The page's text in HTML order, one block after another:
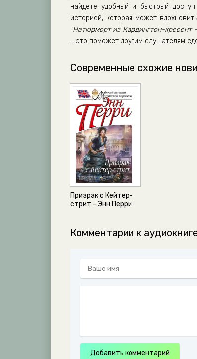
08_03_Natyurmort-iz-Kardington-
09_01_Natyurmort-iz-Kardington-
09_02_Natyurmort-iz-Kardington-
10_02_Natyurmort-iz-Kardington-
10_03_Natyurmort-iz-Kardington-
11_01_Natyurmort-iz-Kardington-
11_02_Natyurmort-iz-Kardington-
12_01_Natyurmort-iz-Kardington-
12_02_Natyurmort-iz-Kardington-
12_03_Natyurmort-iz-Kardington-
13_01_Natyurmort-iz-Kardington-
13_02_Natyurmort-iz-Kardington-
найдете удобный и быстрый
историей, которая может
"Натюрморт из Кардингтон-кресент
- это поможет другим слушателям
Современные схожие
Призрак с Кейтер-
стрит - Энн Перри
Комментарии к
Добавить комментарий